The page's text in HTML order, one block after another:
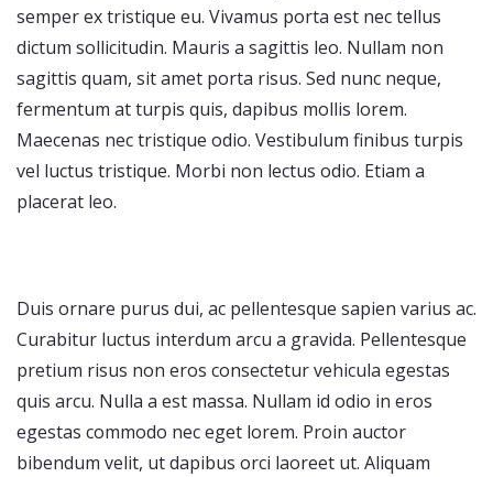
semper ex tristique eu. Vivamus porta est nec tellus
dictum sollicitudin. Mauris a sagittis leo. Nullam non
sagittis quam, sit amet porta risus. Sed nunc neque,
fermentum at turpis quis, dapibus mollis lorem.
Maecenas nec tristique odio. Vestibulum finibus turpis
vel luctus tristique. Morbi non lectus odio. Etiam a
placerat leo.
Duis ornare purus dui, ac pellentesque sapien varius ac.
Curabitur luctus interdum arcu a gravida. Pellentesque
pretium risus non eros consectetur vehicula egestas
quis arcu. Nulla a est massa. Nullam id odio in eros
egestas commodo nec eget lorem. Proin auctor
bibendum velit, ut dapibus orci laoreet ut. Aliquam